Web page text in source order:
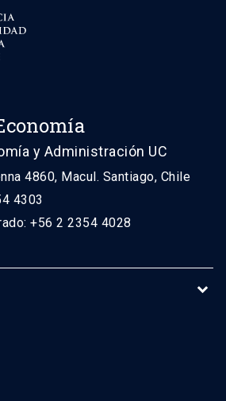
y Administración UC
4860, Macul. Santiago, Chile
4303
+56 2 2354 4028